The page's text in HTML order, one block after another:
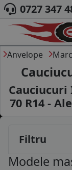
0727 347
Anvelope
Cauciucuri
70 R14 -
Filtru
Modele